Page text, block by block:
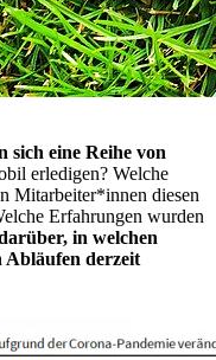
sich eine Reihe von
erledigen? Welche
Mitarbeiter*innen diesen
Erfahrungen wurden
in welchen
Abläufen derzeit